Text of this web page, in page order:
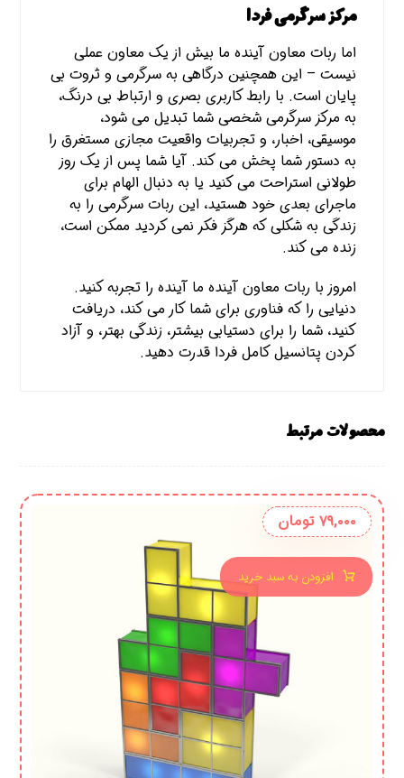
مرکز سرگرمی فردا
اما ربات معاون آینده ما بیش از یک معاون عملی
نیست – این همچنین درگاهی به سرگرمی و ثروت بی
پایان است. با رابط کاربری بصری و ارتباط بی درنگ،
به مرکز سرگرمی شخصی شما تبدیل می شود،
موسیقی، اخبار، و تجربیات واقعیت مجازی مستغرق را
به دستور شما پخش می کند. آیا شما پس از یک روز
طولانی استراحت می کنید یا به دنبال الهام برای
ماجرای بعدی خود هستید، این ربات سرگرمی را به
زندگی به شکلی که هرگز فکر نمی کردید ممکن است،
زنده می کند.
امروز با ربات معاون آینده ما آینده را تجربه کنید.
دنیایی را که فناوری برای شما کار می کند، دریافت
کنید، شما را برای دستیابی بیشتر، زندگی بهتر، و آزاد
کردن پتانسیل کامل فردا قدرت دهید.
محصولات مرتبط
۷۹,۰۰۰ تومان
افزودن به سبد خرید